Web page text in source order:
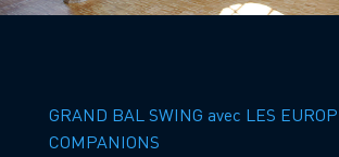
GRAND BAL SWING avec LES
COMPANIONS